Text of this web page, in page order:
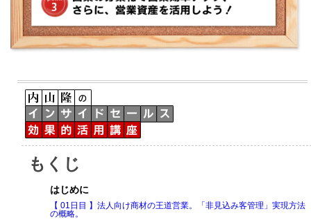
もくじ
はじめに
【 01日目 】法人向け商材の王道営業。「非見込み客管理」実現方法
の概略。